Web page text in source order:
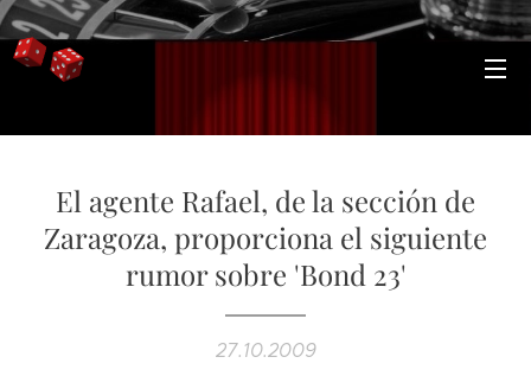
El agente Rafael, de la sección de
Zaragoza, proporciona el siguiente
rumor sobre 'Bond 23'
27.10.2009